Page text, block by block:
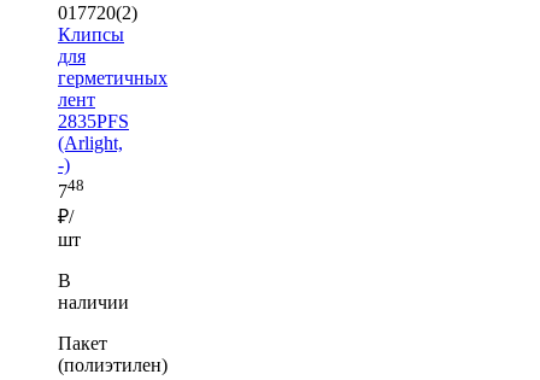
017720(2)
Клипсы
для
герметичных
лент
2835PFS
(Arlight,
-)
748
₽/
шт
В
наличии
Пакет
(полиэтилен)